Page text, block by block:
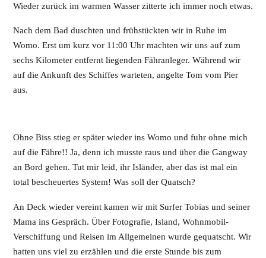
Wieder zurück im warmen Wasser zitterte ich immer noch etwas.
Nach dem Bad duschten und frühstückten wir in Ruhe im
Womo. Erst um kurz vor 11:00 Uhr machten wir uns auf zum
sechs Kilometer entfernt liegenden Fähranleger. Während wir
auf die Ankunft des Schiffes warteten, angelte Tom vom Pier
aus.
Ohne Biss stieg er später wieder ins Womo und fuhr ohne mich
auf die Fähre!! Ja, denn ich musste raus und über die Gangway
an Bord gehen. Tut mir leid, ihr Isländer, aber das ist mal ein
total bescheuertes System! Was soll der Quatsch?
An Deck wieder vereint kamen wir mit Surfer Tobias und seiner
Mama ins Gespräch. Über Fotografie, Island, Wohnmobil-
Verschiffung und Reisen im Allgemeinen wurde gequatscht. Wir
hatten uns viel zu erzählen und die erste Stunde bis zum